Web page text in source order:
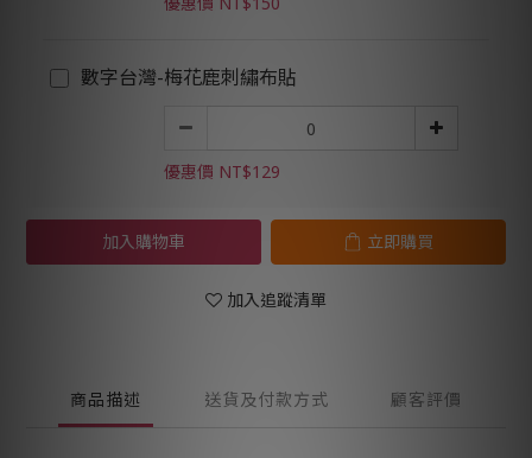
數字台灣-梅花鹿刺繡布貼
優惠價 NT$129
加入購物車 立即購買
加入追蹤清單
商品描述 送貨及付款方式 顧客評價